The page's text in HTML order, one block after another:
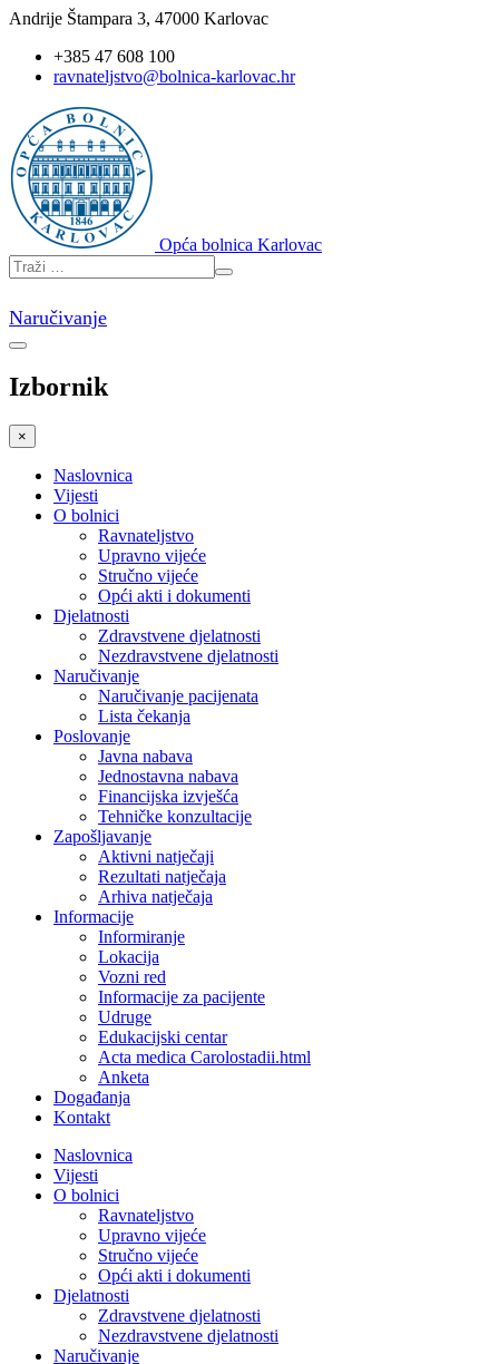
Andrije Štampara 3, 47000 Karlovac
+385 47 608 100
ravnateljstvo@bolnica-karlovac.hr
Opća bolnica Karlovac
Naručivanje
Izbornik
×
Naslovnica
Vijesti
O bolnici
Ravnateljstvo
Upravno vijeće
Stručno vijeće
Opći akti i dokumenti
Djelatnosti
Zdravstvene djelatnosti
Nezdravstvene djelatnosti
Naručivanje
Naručivanje pacijenata
Lista čekanja
Poslovanje
Javna nabava
Jednostavna nabava
Financijska izvješća
Tehničke konzultacije
Zapošljavanje
Aktivni natječaji
Rezultati natječaja
Arhiva natječaja
Informacije
Informiranje
Lokacija
Vozni red
Informacije za pacijente
Udruge
Edukacijski centar
Acta medica Carolostadii.html
Anketa
Događanja
Kontakt
Naslovnica
Vijesti
O bolnici
Ravnateljstvo
Upravno vijeće
Stručno vijeće
Opći akti i dokumenti
Djelatnosti
Zdravstvene djelatnosti
Nezdravstvene djelatnosti
Naručivanje